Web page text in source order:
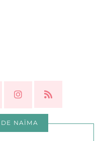
DE NAÏMA